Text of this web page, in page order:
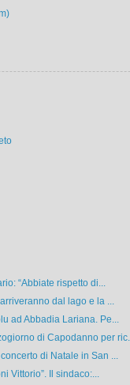
“Abbiate rispetto di...
dal lago e la ...
ad Abbadia Lariana. Pe...
di Capodanno per ric...
di Natale in San ...
Vittorio”. Il sindaco:...